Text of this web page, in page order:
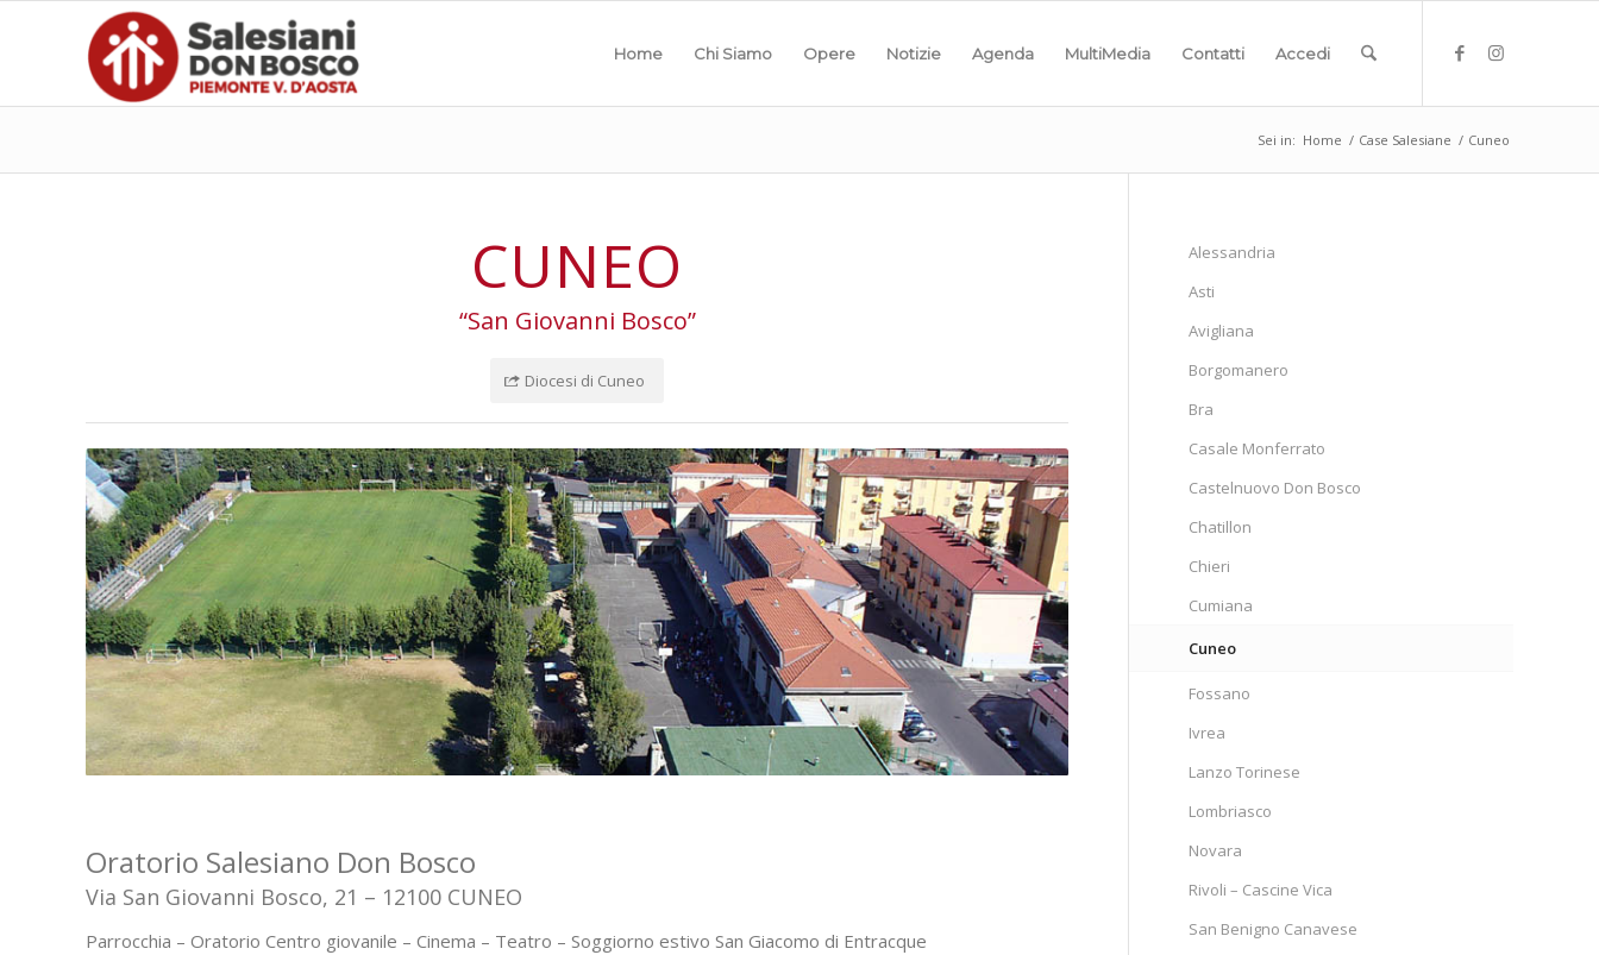
Home Chi Siamo Opere Notizie Agenda MultiMedia Contatti Accedi
Sei in: Home / Case Salesiane / Cuneo
CUNEO
“San Giovanni Bosco”
Diocesi di Cuneo
Oratorio Salesiano Don Bosco
Via San Giovanni Bosco, 21 – 12100 CUNEO
Parrocchia – Oratorio Centro giovanile – Cinema – Teatro – Soggiorno estivo San Giacomo di Entracque
Alessandria
Asti
Avigliana
Borgomanero
Bra
Casale Monferrato
Castelnuovo Don Bosco
Chatillon
Chieri
Cumiana
Cuneo
Fossano
Ivrea
Lanzo Torinese
Lombriasco
Novara
Rivoli – Cascine Vica
San Benigno Canavese